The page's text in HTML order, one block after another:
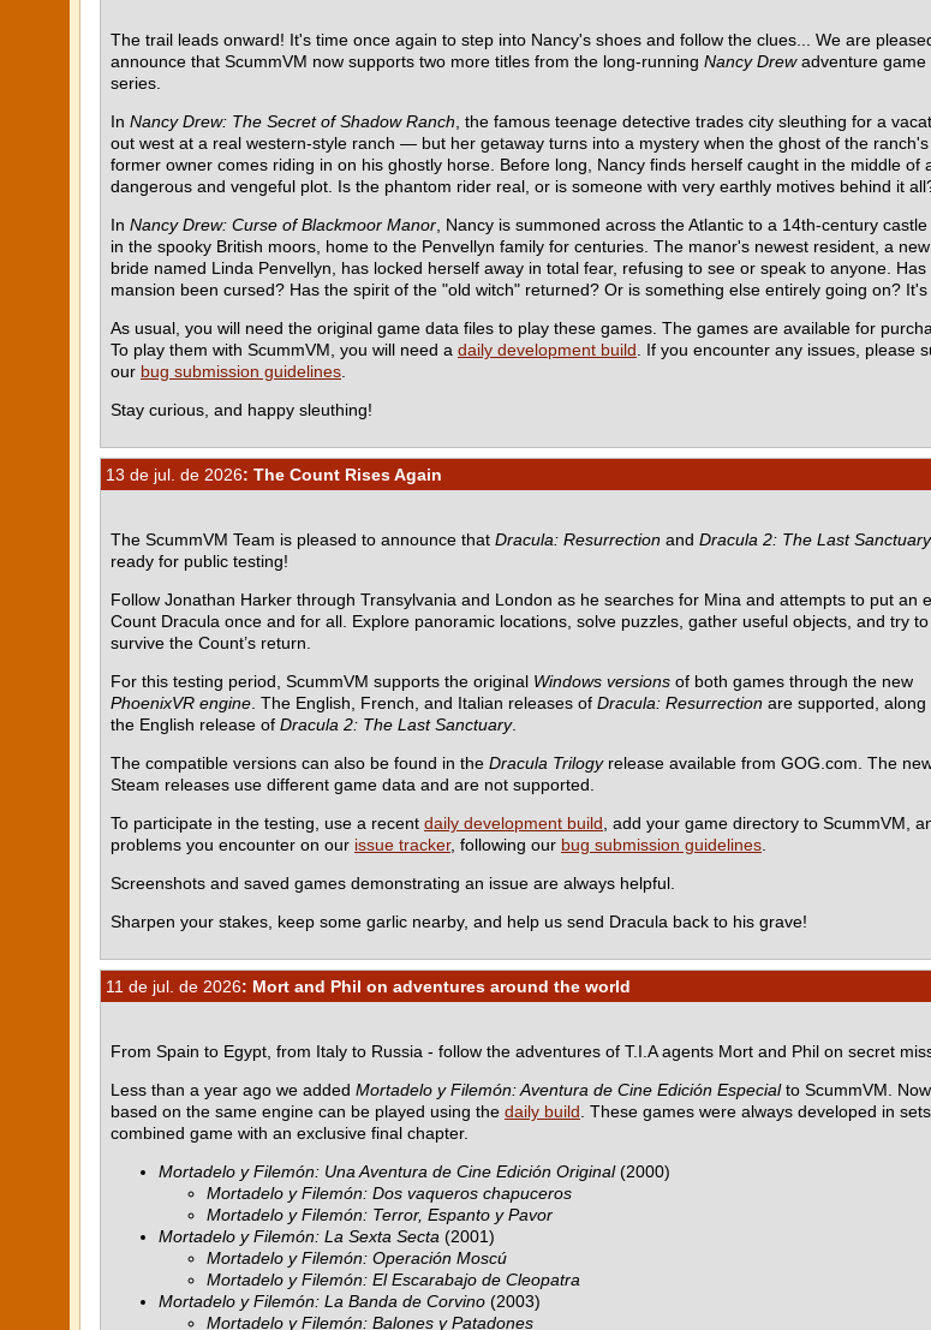
The trail leads onward! It's time once again to step into Nancy's shoes and follow the clues... We are
announce that ScummVM now supports two more titles from the long-running Nancy Drewadventure game
series.
In Nancy Drew: The Secret of Shadow Ranch , the famous teenage detective trades city sleuthing for a
out west at a real western-style ranch — but her getaway turns into a mystery when the ghost of the ranch's
former owner comes riding in on his ghostly horse. Before long, Nancy finds herself caught in the middle of
dangerous and vengeful plot. Is the phantom rider real, or is someone with very earthly motives behind it
In Nancy Drew: Curse of Blackmoor Manor , Nancy is summoned across the Atlantic to a 14th-century
in the spooky British moors, home to the Penvellyn family for centuries. The manor's newest resident, a new
bride named Linda Penvellyn, has locked herself away in total fear, refusing to see or speak to anyone. Has
mansion been cursed? Has the spirit of the "old witch" returned? Or is something else entirely going on? It's
As usual, you will need the original game data files to play these games. The games are available for
To play them with ScummVM, you will need a daily development build . If you encounter any issues, please
our bug submission guidelines
Stay curious, and happy sleuthing!
13 de jul. de 2026: The Count Rises Again
The ScummVM Team is pleased to announce that Dracula: Resurrection and Dracula 2: The Last Sanctuary
ready for public testing!
Follow Jonathan Harker through Transylvania and London as he searches for Mina and attempts to put an
Count Dracula once and for all. Explore panoramic locations, solve puzzles, gather useful objects, and try to
survive the Count’s return.
For this testing period, ScummVM supports the original Windows versions of both games through the new
PhoenixVR engine . The English, French, and Italian releases of Dracula: Resurrection are supported, along
the English release of Dracula 2: The Last Sanctuary.
The compatible versions can also be found in the Dracula Trilogyrelease available from GOG.com. The
Steam releases use different game data and are not supported.
To participate in the testing, use a recent daily development build , add your game directory to ScummVM,
problems you encounter on our issue tracker, following our bug submission guidelines
Screenshots and saved games demonstrating an issue are always helpful.
Sharpen your stakes, keep some garlic nearby, and help us send Dracula back to his grave!
11 de jul. de 2026: Mort and Phil on adventures around the world
From Spain to Egypt, from Italy to Russia - follow the adventures of T.I.A agents Mort and Phil on secret
Less than a year ago we added Mortadelo y Filemón: Aventura de Cine Edición Especialto ScummVM.
based on the same engine can be played using the daily build . These games were always developed in
combined game with an exclusive final chapter.
Mortadelo y Filemón: Una Aventura de Cine Edición Original(2000)
Mortadelo y Filemón: Dos vaqueros chapuceros
Mortadelo y Filemón: Terror, Espanto y Pavor
Mortadelo y Filemón: La Sexta Secta (2001)
Mortadelo y Filemón: Operación Moscú
Mortadelo y Filemón: El Escarabajo de Cleopatra
Mortadelo y Filemón: La Banda de Corvino (2003)
Mortadelo y Filemón: Balones y Patadones